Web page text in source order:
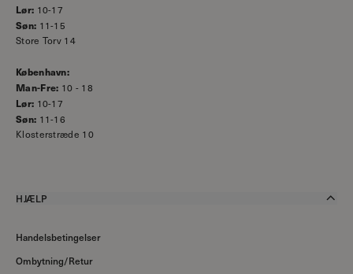
Lør: 10-17
Søn: 11-15
Store Torv 14
København:
Man-Fre: 10 - 18
Lør: 10-17
Søn: 11-16
Klosterstræde 10
HJÆLP
Handelsbetingelser
Ombytning/Retur